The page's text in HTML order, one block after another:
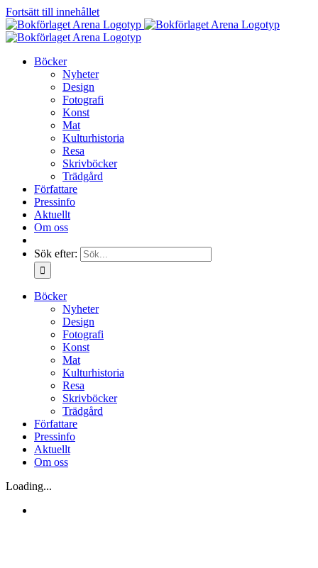
Fortsätt till innehållet
Böcker
Nyheter
Design
Fotografi
Konst
Mat
Kulturhistoria
Resa
Skrivböcker
Trädgård
Författare
Pressinfo
Aktuellt
Om oss
Sök efter:
Böcker
Nyheter
Design
Fotografi
Konst
Mat
Kulturhistoria
Resa
Skrivböcker
Trädgård
Författare
Pressinfo
Aktuellt
Om oss
Loading...